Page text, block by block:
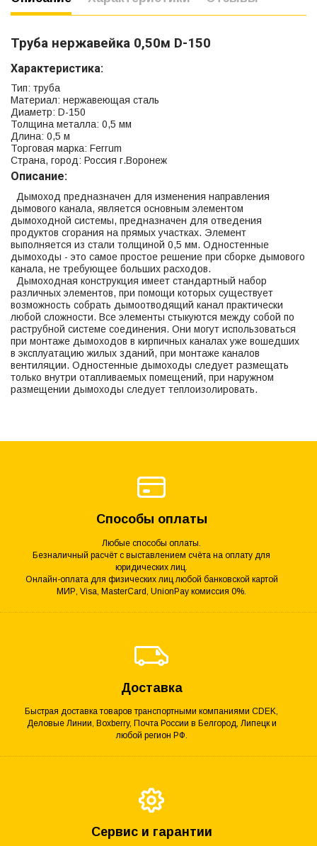
Труба нержавейка 0,50м D-150
Характеристика:
Тип: труба
Материал: нержавеющая сталь
Диаметр: D-150
Толщина металла: 0,5 мм
Длина: 0,5 м
Торговая марка: Ferrum
Страна, город: Россия г.Воронеж
Описание:
Дымоход предназначен для изменения направления
дымового канала, является основным элементом
дымоходной системы, предназначен для отведения
продуктов сгорания на прямых участках. Элемент
выполняется из стали толщиной 0,5 мм. Одностенные
дымоходы - это самое простое решение при сборке дымового
канала, не требующее больших расходов.
Дымоходная конструкция имеет стандартный набор
различных элементов, при помощи которых существует
возможность собрать дымоотводящий канал практически
любой сложности. Все элементы стыкуются между собой по
раструбной системе соединения. Они могут использоваться
при монтаже дымоходов в кирпичных каналах уже вошедших
в эксплуатацию жилых зданий, при монтаже каналов
вентиляции. Одностенные дымоходы следует размещать
только внутри отапливаемых помещений, при наружном
размещении дымоходы следует теплоизолировать.
Способы оплаты
Любые способы оплаты.
Безналичный расчёт с выставлением счёта на оплату для
юридических лиц.
Онлайн-оплата для физических лиц любой банковской картой
МИР, Visa, MasterCard, UnionPay комиссия 0%.
Доставка
Быстрая доставка товаров транспортными компаниями CDEK,
Деловые Линии, Boxberry, Почта России в Белгород, Липецк и
любой регион РФ.
Сервис и гарантии